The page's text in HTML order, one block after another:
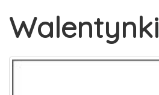
Walentynki